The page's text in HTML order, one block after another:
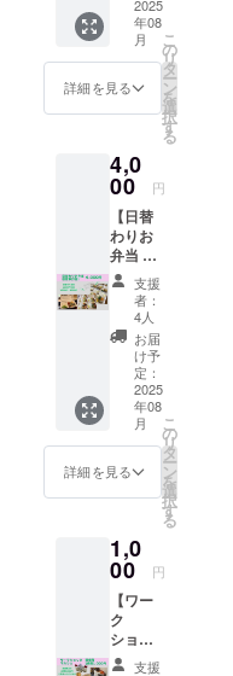
7月から
1年有効
「おい
しい
ね」と
える、
くるみ
なごち
そうで
す。 ご
家族で
のご利
用限定
で、お
子さま
の人数
分まで
ご注文
いただ
けま
す。
「今日
なで、
くるみ
べよ
う」 そ
んな日
に、ぜ
ひご利
用くだ
さい
だけま
す。
「今日
はくる
みでご
そんな
日が、
きっと
楽しみ
になり
ますよ
うに。
■回数券
につい
てのご
案内 内
容：日
替わり
定食×
10回分
族・ご
友人と
OK（1
回ずつ
分けて
使えま
す） ・
回数券
は初回
とした
プレゼ
ントや
ご家族
との
め。 使
用期限
は1年あ
ります
ので、
ご自身
のペー
スで
ゆっく
りお使
いいた
だけま
す。
「今日
はくる
みでご
はんに
日が、
きっと
楽しみ
になり
ますよ
うに。
■回数券
りお弁
当（ご
はん付
き）
（通常
1,000
円）
回分
8,000円
でお楽
しみい
ただけ
るお得
な回数
券で
す。
（2,000
円分お
得！）
ご本人
用はも
ちろ
ん、
ちょっ
ご家族
との
シェア
にもお
すす
め。 使
用期限
2025
年08
月
詳細を見る
こ
の
リ
タ
ー
ン
を
選
択
す
る
4,0
00 円
【日替
わりお
弁当 回
数券（5
回）】
くるみ
食堂の
日替わ
りお弁
当（ご
はん付
き）
（通常
1,000
円）
を、5回
円でお
楽しみ
いただ
けるお
得な回
数券で
す。
支援
者：
4人
お届
け予
定：
2025
年08
月
詳細を見る
こ
の
リ
タ
ー
ン
を
選
択
す
る
1,0
00 円
【ワー
ク
ショッ
プ・マ
支援